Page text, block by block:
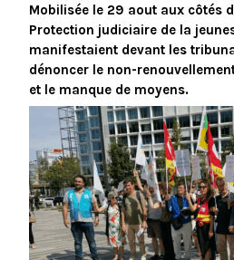
Mobilisée le 29 aout aux côtés
Protection judiciaire de la
manifestaient devant les
dénoncer le non-
et le manque de moyens.